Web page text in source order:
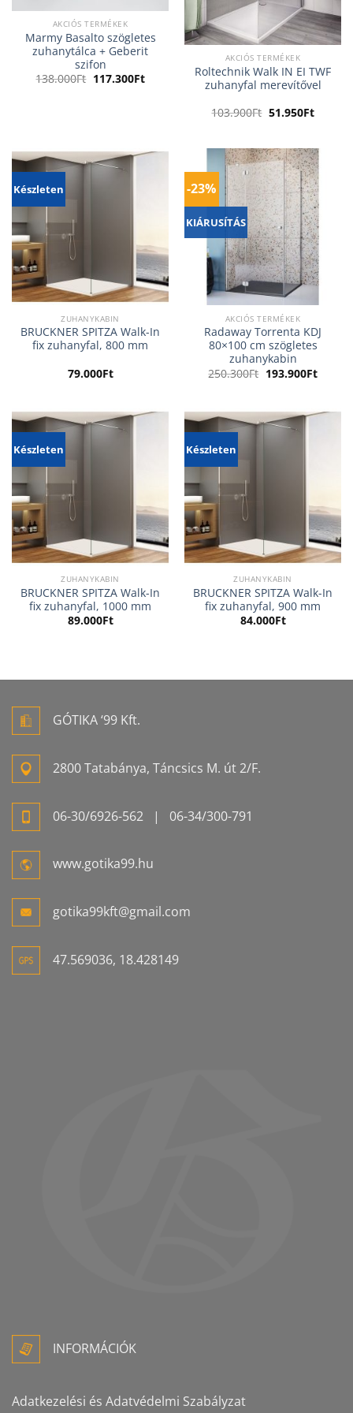
AKCIÓS TERMÉKEK
Marmy Basalto szögletes
zuhanytálca + Geberit
szifon
138.000Ft Original
117.300FtCurrent
AKCIÓS TERMÉKEK
Roltechnik Walk IN EI TWF
zuhanyfal merevítővel
103.900Ft Original
price
51.950Ft
price
Készleten
ZUHANYKABIN
BRUCKNER SPITZA Walk-In
fix zuhanyfal, 800 mm
79.000Ft
-23%
KIÁRUSÍTÁS
AKCIÓS TERMÉKEK
Radaway Torrenta KDJ
80×100 cm szögletes
zuhanykabin
250.300Ft Original
price
193.900Ft
price
Készleten
ZUHANYKABIN
BRUCKNER SPITZA Walk-In
fix zuhanyfal, 1000 mm
89.000Ft
Készleten
ZUHANYKABIN
BRUCKNER SPITZA Walk-In
fix zuhanyfal, 900 mm
84.000Ft
GÓTIKA ‘99 Kft.
2800 Tatabánya, Táncsics M. út 2/F.
06-30/6926-562 | 06-34/300-791
www.gotika99.hu
gotika99kft@gmail.com
47.569036, 18.428149
INFORMÁCIÓK
Adatkezelési és Adatvédelmi Szabályzat